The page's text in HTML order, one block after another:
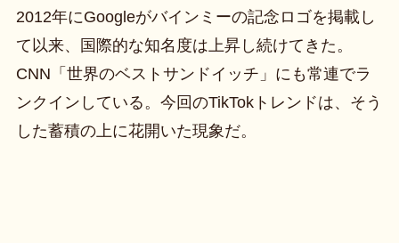
2012年にGoogleがバインミーの記念ロゴを掲載し
て以来、国際的な知名度は上昇し続けてきた。
CNN「世界のベストサンドイッチ」にも常連でラ
ンクインしている。今回のTikTokトレンドは、そう
した蓄積の上に花開いた現象だ。